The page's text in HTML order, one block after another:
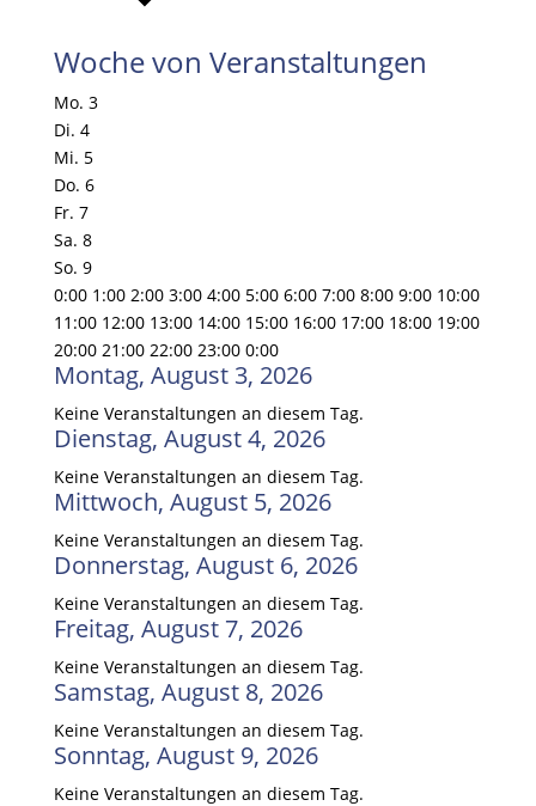
Woche von Veranstaltungen
Mo. 3
Di. 4
Mi. 5
Do. 6
Fr. 7
Sa. 8
So. 9
0:00 1:00 2:00 3:00 4:00 5:00 6:00 7:00 8:00 9:00 10:00
11:00 12:00 13:00 14:00 15:00 16:00 17:00 18:00 19:00
20:00 21:00 22:00 23:00 0:00
Montag, August 3, 2026
Keine Veranstaltungen an diesem Tag.
Dienstag, August 4, 2026
Keine Veranstaltungen an diesem Tag.
Mittwoch, August 5, 2026
Keine Veranstaltungen an diesem Tag.
Donnerstag, August 6, 2026
Keine Veranstaltungen an diesem Tag.
Freitag, August 7, 2026
Keine Veranstaltungen an diesem Tag.
Samstag, August 8, 2026
Keine Veranstaltungen an diesem Tag.
Sonntag, August 9, 2026
Keine Veranstaltungen an diesem Tag.